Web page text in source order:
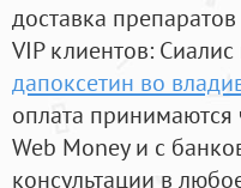
доставка
VIP клиентов:
дапоксетин во
оплата принимаются
Web Money и с
консультации в